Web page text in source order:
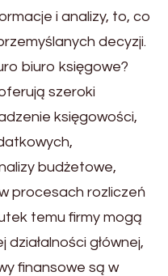
i analizy, to, co
decyzji.
biuro księgowe?
szeroki
księgowości,
budżetowe,
procesach rozliczeń
temu firmy mogą
głównej,
finansowe są w